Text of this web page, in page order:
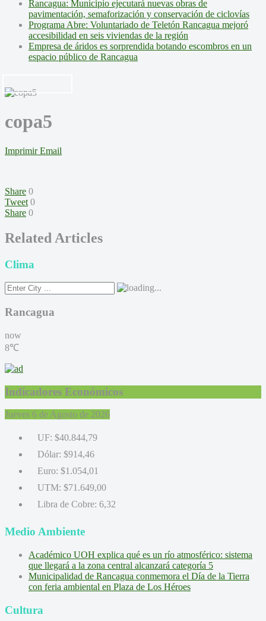
Rancagua: Municipio ejecutará nuevas obras de
pavimentación, semaforización y conservación de ciclovías
Programa Abre: Voluntariado de Teletón Rancagua mejoró
accesibilidad en seis viviendas de la región
Empresa de áridos es sorprendida botando escombros en un
espacio público de Rancagua
copa5
Imprimir Email
Share 0
Tweet 0
Share 0
Related Articles
Clima
Rancagua
now
8℃
Indicadores Económicos
Jueves 6 de Agosto de 2026
UF: $40.844,79
Dólar: $914,46
Euro: $1.054,01
UTM: $71.649,00
Libra de Cobre: 6,32
Medio Ambiente
Académico UOH explica qué es un río atmosférico: sistema
que llegará a la zona central alcanzará categoría 5
Municipalidad de Rancagua conmemora el Día de la Tierra
con feria ambiental en Plaza de Los Héroes
Cultura